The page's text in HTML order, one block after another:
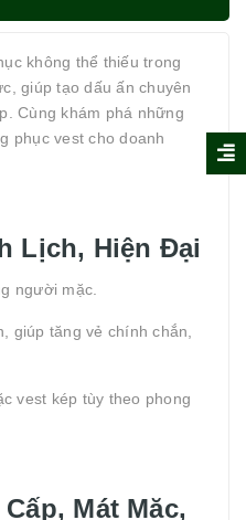
không thể thiếu trong
giúp tạo dấu ấn chuyên
Cùng khám phá những
phục vest cho doanh
Lịch, Hiện Đại
người mặc.
giúp tăng vẻ chính chắn,
vest kép tùy theo phong
Mát Mặc,